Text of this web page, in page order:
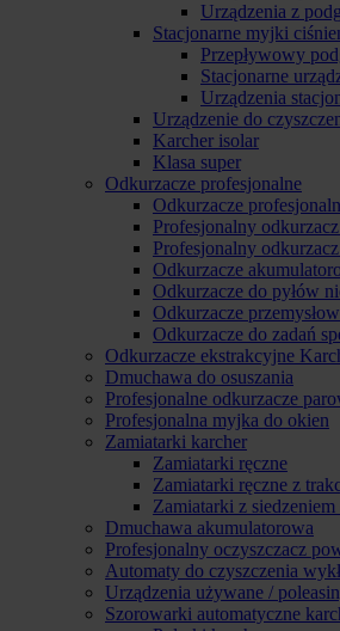
Urządzenia z
Stacjonarne myjki
Przepływowy
Stacjonarne
Urządzenia
Urządzenie do
Karcher isolar
Klasa super
Odkurzacze profesjonalne
Odkurzacze
Profesjonalny
Profesjonalny
Odkurzacze
Odkurzacze do pyłów
Odkurzacze
Odkurzacze do zadań
Odkurzacze ekstrakcyjne
Dmuchawa do osuszania
Profesjonalne odkurzacze
Profesjonalna myjka do okien
Zamiatarki karcher
Zamiatarki ręczne
Zamiatarki ręczne z
Zamiatarki z siedzeniem
Dmuchawa akumulatorowa
Profesjonalny oczyszczacz
Automaty do czyszczenia
Urządzenia używane /
Szorowarki automatyczne